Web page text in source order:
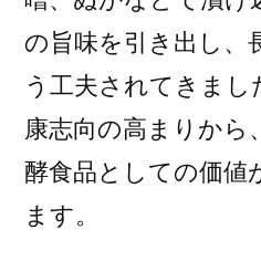
の旨味を引き出し、
う工夫されてきまし
康志向の高まりから
酵食品としての価値
ます。